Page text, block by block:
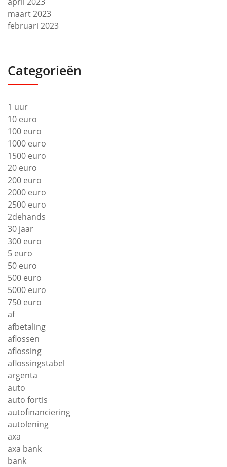
maart 2023
februari 2023
Categorieën
1 uur
10 euro
100 euro
1000 euro
1500 euro
20 euro
200 euro
2000 euro
2500 euro
2dehands
30 jaar
300 euro
5 euro
50 euro
500 euro
5000 euro
750 euro
af
afbetaling
aflossen
aflossing
aflossingstabel
argenta
auto
auto fortis
autofinanciering
autolening
axa
axa bank
bank